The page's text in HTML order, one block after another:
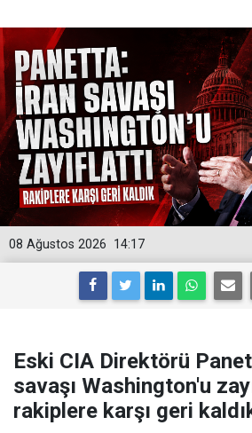
14:17
08 Ağustos 2026
Eski CIA Direktörü
savaşı Washington'u
rakiplere karşı geri